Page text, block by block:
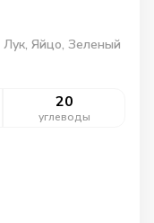
Лук, Яйцо, Зеленый
20
углеводы